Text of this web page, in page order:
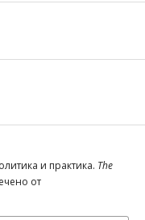
и практика. The
от